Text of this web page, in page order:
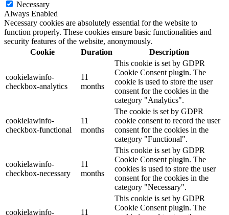
Necessary
Always Enabled
Necessary cookies are absolutely essential for the website to
function properly. These cookies ensure basic functionalities and
security features of the website, anonymously.
Cookie
Duration Description
cookielawinfo-
checkbox-analytics
11
months
This cookie is set by GDPR
Cookie Consent plugin. The
cookie is used to store the user
consent for the cookies in the
category "Analytics".
cookielawinfo-
checkbox-functional
11
months
The cookie is set by GDPR
cookie consent to record the user
consent for the cookies in the
category "Functional".
cookielawinfo-
checkbox-necessary
11
months
This cookie is set by GDPR
Cookie Consent plugin. The
cookies is used to store the user
consent for the cookies in the
category "Necessary".
cookielawinfo-
11
This cookie is set by GDPR
Cookie Consent plugin. The